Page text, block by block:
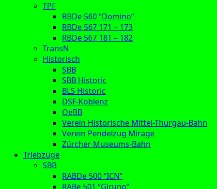
TPF
RBDe 560 “Domino”
RBDe 567 171 – 173
RBDe 567 181 – 182
TransN
Historisch
SBB
SBB Historic
BLS Historic
DSF-Koblenz
OeBB
Verein Historische Mittel-Thurgau-Bahn
Verein Pendelzug Mirage
Zürcher Museums-Bahn
Triebzüge
SBB
RABDe 500 “ICN”
RABe 501 “Giruno”